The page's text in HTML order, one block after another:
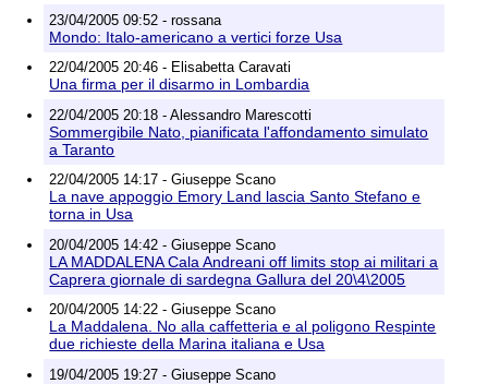
23/04/2005 09:52 - rossana
Mondo: Italo-americano a vertici forze Usa
22/04/2005 20:46 - Elisabetta Caravati
Una firma per il disarmo in Lombardia
22/04/2005 20:18 - Alessandro Marescotti
Sommergibile Nato, pianificata l'affondamento simulato
a Taranto
22/04/2005 14:17 - Giuseppe Scano
La nave appoggio Emory Land lascia Santo Stefano e
torna in Usa
20/04/2005 14:42 - Giuseppe Scano
LA MADDALENA Cala Andreani off limits stop ai militari a
Caprera giornale di sardegna Gallura del 20\4\2005
20/04/2005 14:22 - Giuseppe Scano
La Maddalena. No alla caffetteria e al poligono Respinte
due richieste della Marina italiana e Usa
19/04/2005 19:27 - Giuseppe Scano